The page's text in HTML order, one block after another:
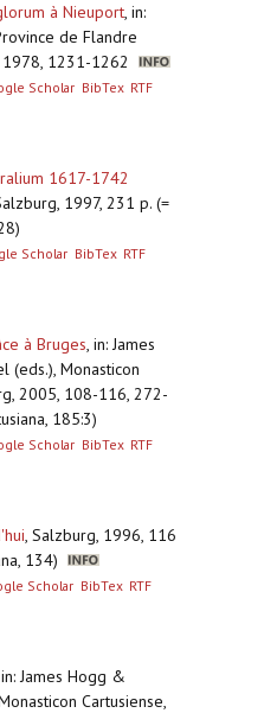
à Nieuport, in:
de Flandre
1978, 1231-1262
Scholar BibTex RTF
1617-1742
1997, 231 p. (=
Scholar BibTex RTF
à Bruges, in: James
(eds.), Monasticon
2005, 108-116, 272-
185:3)
Scholar BibTex RTF
, Salzburg, 1996, 116
134)
Scholar BibTex RTF
in: James Hogg &
Cartusiense,